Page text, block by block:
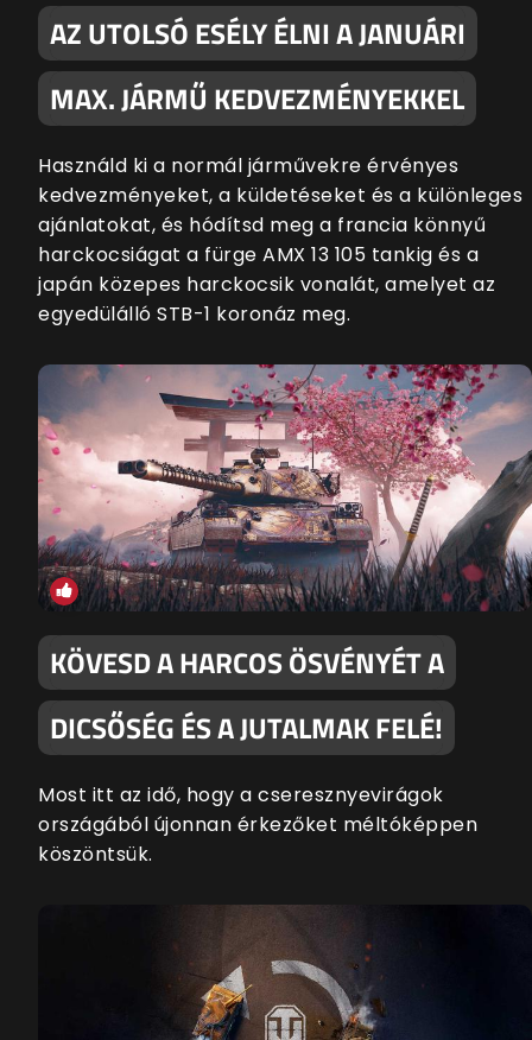
AZ UTOLSÓ ESÉLY ÉLNI A JANUÁRI
MAX. JÁRMŰ KEDVEZMÉNYEKKEL
Használd ki a normál járművekre érvényes
kedvezményeket, a küldetéseket és a különleges
ajánlatokat, és hódítsd meg a francia könnyű
harckocsiágat a fürge AMX 13 105 tankig és a
japán közepes harckocsik vonalát, amelyet az
egyedülálló STB-1 koronáz meg.
KÖVESD A HARCOS ÖSVÉNYÉT A
DICSŐSÉG ÉS A JUTALMAK FELÉ!
Most itt az idő, hogy a cseresznyevirágok
országából újonnan érkezőket méltóképpen
köszöntsük.